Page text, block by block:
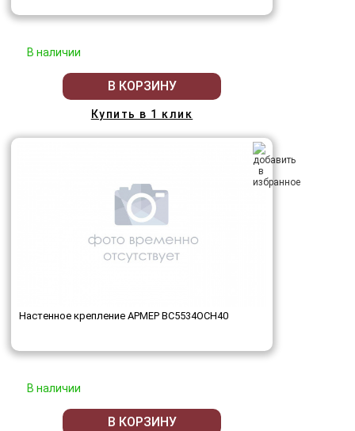
В наличии
В КОРЗИНУ
Купить в 1 клик
Настенное крепление АРМЕР ВС5534ОСН40
В наличии
В КОРЗИНУ